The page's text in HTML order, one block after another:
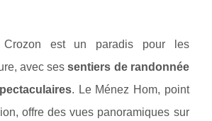
Crozon est un paradis pour les
avec sessentiers de randonnée
. Le Ménez Hom, point
offre des vues panoramiques sur